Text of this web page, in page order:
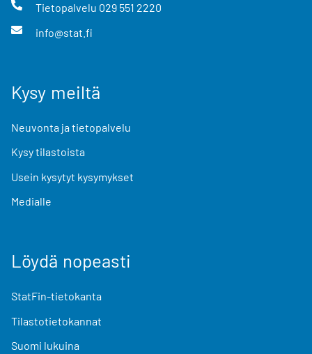
Tietopalvelu 029 551 2220
info@stat.fi
Kysy meiltä
Neuvonta ja tietopalvelu
Kysy tilastoista
Usein kysytyt kysymykset
Medialle
Löydä nopeasti
StatFin-tietokanta
Tilastotietokannat
Suomi lukuina